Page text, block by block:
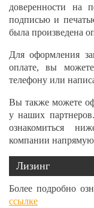
доверенности на
подписью и
была произведена
Для оформления
оплате, вы
телефону или
Вы также можете
у наших
ознакомиться
компании
Лизинг
Более подробно
ссылке